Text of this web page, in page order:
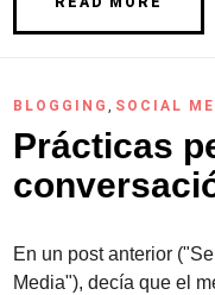
BLOGGING , SOCIAL
Prácticas
En un post anterior
Media"), decía que el